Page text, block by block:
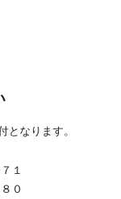
となります。
１
０